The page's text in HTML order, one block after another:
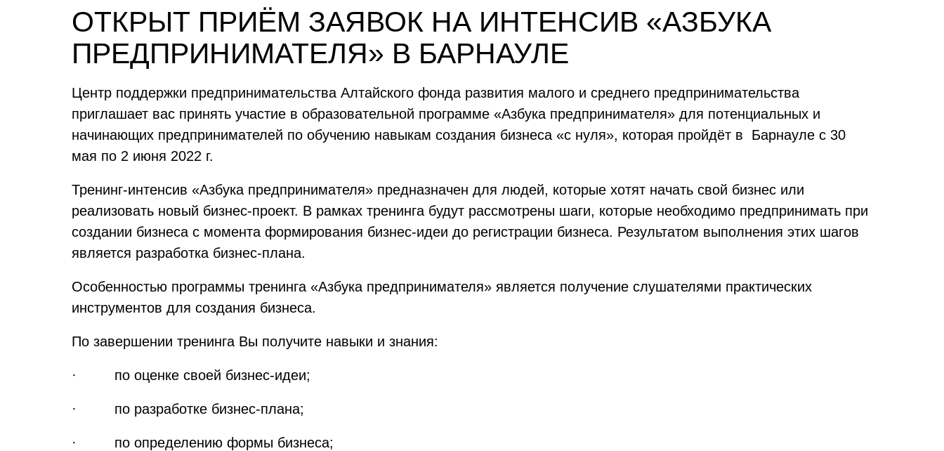
ОТКРЫТ ПРИЁМ ЗАЯВОК НА ИНТЕНСИВ «АЗБУКА
ПРЕДПРИНИМАТЕЛЯ» В БАРНАУЛЕ
Центр поддержки предпринимательства Алтайского фонда развития малого и среднего предпринимательства
приглашает вас принять участие в образовательной программе «Азбука предпринимателя» для потенциальных и
начинающих предпринимателей по обучению навыкам создания бизнеса «с нуля», которая пройдёт в Барнауле с 30
мая по 2 июня 2022 г.
Тренинг-интенсив «Азбука предпринимателя» предназначен для людей, которые хотят начать свой бизнес или
реализовать новый бизнес-проект. В рамках тренинга будут рассмотрены шаги, которые необходимо предпринимать при
создании бизнеса с момента формирования бизнес-идеи до регистрации бизнеса. Результатом выполнения этих шагов
является разработка бизнес-плана.
Особенностью программы тренинга «Азбука предпринимателя» является получение слушателями практических
инструментов для создания бизнеса.
По завершении тренинга Вы получите навыки и знания:
· по оценке своей бизнес-идеи;
· по разработке бизнес-плана;
· по определению формы бизнеса;